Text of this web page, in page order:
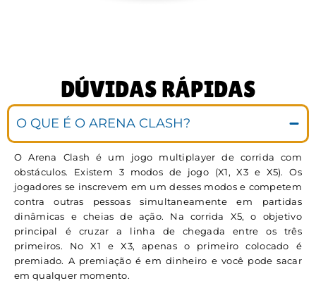
DÚVIDAS RÁPIDAS
O QUE É O ARENA CLASH?
O Arena Clash é um jogo multiplayer de corrida com
obstáculos. Existem 3 modos de jogo (X1, X3 e X5). Os
jogadores se inscrevem em um desses modos e competem
contra outras pessoas simultaneamente em partidas
dinâmicas e cheias de ação. Na corrida X5, o objetivo
principal é cruzar a linha de chegada entre os três
primeiros. No X1 e X3, apenas o primeiro colocado é
premiado. A premiação é em dinheiro e você pode sacar
em qualquer momento.